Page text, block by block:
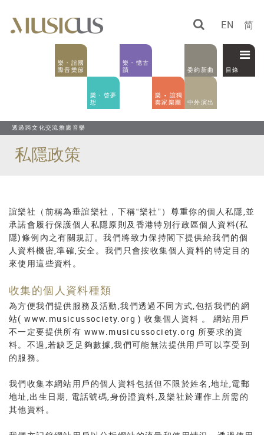
目錄
委約新曲
中外演出
樂・憶古
蹟
樂・誼國
際音樂節
樂・啓夢
想
樂 • 誼獨
奏家樂團
EN 简
透過跨文化交流推廣音樂
私隱政策
誼樂社（前稱為垂誼樂社，下稱“樂社”）尊重你的個人私隱,並
承諾會履行保護個人私隱原則及香港特別行政區個人資料(私
隱)條例內之有關規訂。我們將致力保持閣下提供給我們的個
人資料機密,準確,安全。我們只會按收集個人資料的特定目的
來使用這些資料。
收集的個人資料種類
為方便我們提供服務及活動,我們透過不同方式,包括我們的網
站( www.musicussociety.org ) 收集個人資料 。 網站用戶
不一定要提供所有 www.musicussociety.org 所要求的資
料。不過,若缺乏足夠數據,我們可能無法提供用戶可以享受到
的服務。
我們收集本網站用戶的個人資料包括但不限於姓名,地址,電郵
地址,出生日期, 電話號碼,身份證資料,及樂社於運作上所需的
其他資料。